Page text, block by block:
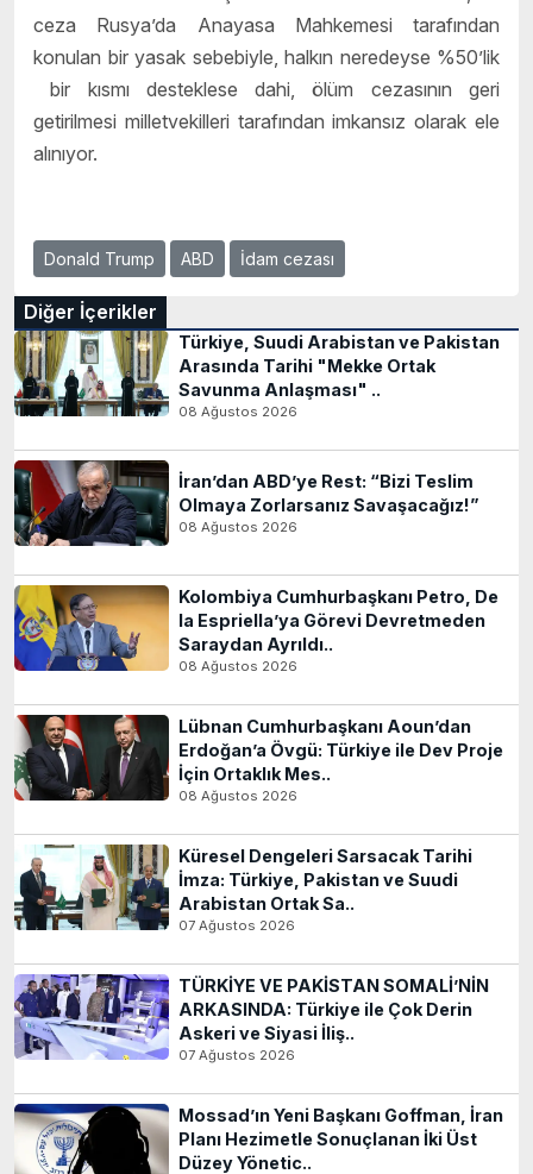
ceza Rusya’da Anayasa Mahkemesi tarafından
konulan bir yasak sebebiyle, halkın neredeyse %50’lik
bir kısmı desteklese dahi, ölüm cezasının geri
getirilmesi milletvekilleri tarafından imkansız olarak ele
alınıyor.
Donald Trump ABD İdam cezası
Diğer İçerikler
Türkiye, Suudi Arabistan ve Pakistan
Arasında Tarihi "Mekke Ortak
Savunma Anlaşması" ..
08 Ağustos 2026
İran’dan ABD’ye Rest: “Bizi Teslim
Olmaya Zorlarsanız Savaşacağız!”
08 Ağustos 2026
Kolombiya Cumhurbaşkanı Petro, De
la Espriella’ya Görevi Devretmeden
Saraydan Ayrıldı..
08 Ağustos 2026
Lübnan Cumhurbaşkanı Aoun’dan
Erdoğan’a Övgü: Türkiye ile Dev Proje
İçin Ortaklık Mes..
08 Ağustos 2026
Küresel Dengeleri Sarsacak Tarihi
İmza: Türkiye, Pakistan ve Suudi
Arabistan Ortak Sa..
07 Ağustos 2026
TÜRKİYE VE PAKİSTAN SOMALİ’NİN
ARKASINDA: Türkiye ile Çok Derin
Askeri ve Siyasi İliş..
07 Ağustos 2026
Mossad’ın Yeni Başkanı Goffman, İran
Planı Hezimetle Sonuçlanan İki Üst
Düzey Yönetic..